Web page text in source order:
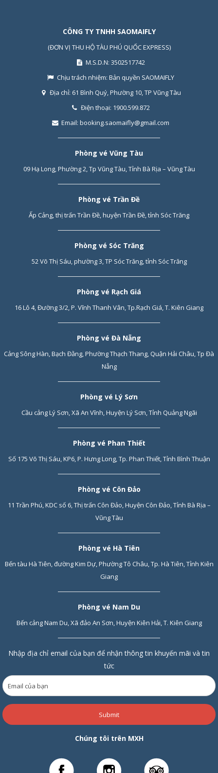
CÔNG TY TNHH SAOMAIFLY
(ĐƠN VỊ THU HỘ TÀU PHÚ QUỐC EXPRESS)
M.S.D.N: 3502517742
Chịu trách nhiệm: Bản quyền SAOMAIFLY
Địa chỉ: 61 Bình Quý, Phường 10, TP Vũng Tàu
Điện thoại: 1900.599.872
Email: booking.saomaifly@gmail.com
Phòng vé Vũng Tàu
09 Hạ Long, Phường 2, Tp Vũng Tàu, Tỉnh Bà Rịa – Vũng Tàu
Phòng vé Trần Đề
Ấp Cảng, thị trấn Trần Đề, huyện Trần Đề, tỉnh Sóc Trăng
Phòng vé Sóc Trăng
52 Võ Thị Sáu, phường 3, TP Sóc Trăng, tỉnh Sóc Trăng
Phòng vé Rạch Giá
16 Lô 4, Đường 3/2, P. Vĩnh Thanh Vân, Tp.Rạch Giá, T. Kiên Giang
Phòng vé Đà Nẵng
Cảng Sông Hàn, Bạch Đằng, Phường Thạch Thang, Quận Hải Châu, Tp Đà
Nẵng
Phòng vé Lý Sơn
Cầu cảng Lý Sơn, Xã An Vĩnh, Huyện Lý Sơn, Tỉnh Quảng Ngãi
Phòng vé Phan Thiết
Số 175 Võ Thị Sáu, KP6, P. Hưng Long, Tp. Phan Thiết, Tỉnh Bình Thuận
Phòng vé Côn Đảo
11 Trần Phú, KDC số 6, Thị trấn Côn Đảo, Huyện Côn Đảo, Tỉnh Bà Rịa –
Vũng Tàu
Phòng vé Hà Tiên
Bến tàu Hà Tiên, đường Kim Dự, Phường Tô Châu, Tp. Hà Tiên, Tỉnh Kiên
Giang
Phòng vé Nam Du
Bến cảng Nam Du, Xã đảo An Sơn, Huyện Kiên Hải, T. Kiên Giang
Nhập địa chỉ email của bạn để nhận thông tin khuyến mãi và tin
tức
Submit
Chúng tôi trên MXH